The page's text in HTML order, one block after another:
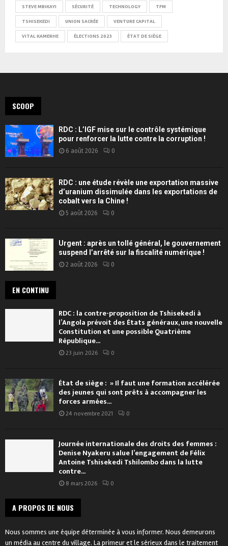
STEVE MBIKAYI SÉCURITÉ TECHNOLOGY TFM
TSHISEKEDI UNION SACRÉE VENTURE CAPITAL
VITAL KAMERHE ÉLECTIONS 2023 ÉTAT DE SIÈGE
SCOOP
RDC : L’IGF mise sur le contrôle systémique
pour renforcer la lutte contre la corruption !
6 août 2026 0
RDC : une étude révèle une exportation massive
d’uranium dissimulée dans les exportations de
cobalt vers la Chine !
5 août 2026 0
Urgent : après un tollé général, le gouvernement
suspend l’arrêté sur la fiscalité numérique !
2 août 2026 0
EN CONTINU
RDC : la contre-proposition de Tshisekedi à
l’Angola prévoit des États généraux, une nouvelle
Constitution et une possible Quatrième
République...
23 juin 2026 0
État de siège : » Il faut une formation accélérée
des jeunes qui sont prêts à accompagner les
forces armées...
24 novembre 2021 0
Journée internationale des droits des femmes :
Denise Nyakeru salue l’engagement de Félix
Antoine Tshisekedi Tshilombo dans la lutte
contre...
8 mars 2026 0
A PROPOS DE NOUS
Nous sommes une équipe déterminée à vous informer. Nous demeurons
un média au centre du village. La primeur et le sérieux dans le traitement